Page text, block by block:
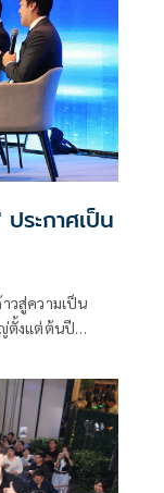
าดแคลนจำนวน
ระกาศเป็น
วสู่ความเป็น
ญ่ตั้งแต่ต้นปี
ว
นเวทีที่รวบรวม
ศชั้นนำร่วมด้วย